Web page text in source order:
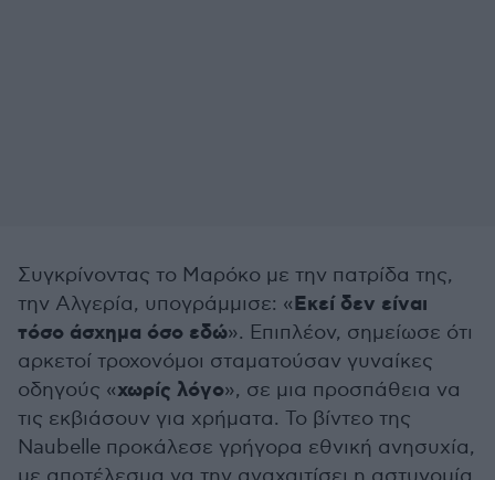
Συγκρίνοντας το Μαρόκο με την πατρίδα της,
την Αλγερία, υπογράμμισε: «Εκεί δεν είναι
τόσο άσχημα όσο εδώ». Επιπλέον, σημείωσε ότι
αρκετοί τροχονόμοι σταματούσαν γυναίκες
οδηγούς «χωρίς λόγο», σε μια προσπάθεια να
τις εκβιάσουν για χρήματα. Το βίντεο της
Naubelle προκάλεσε γρήγορα εθνική ανησυχία,